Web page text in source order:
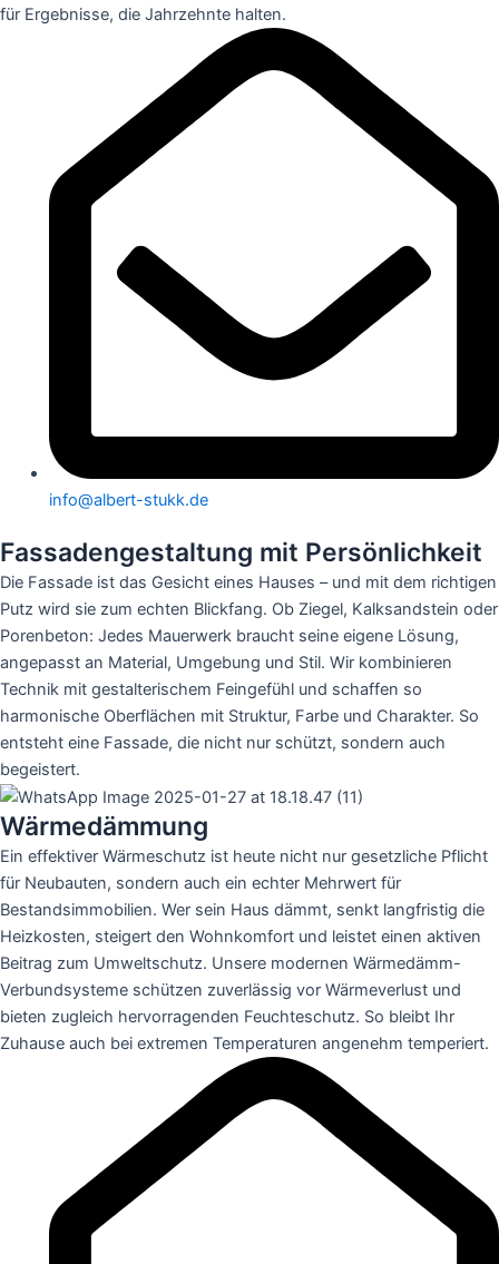
für Ergebnisse, die Jahrzehnte halten.
info@albert-stukk.de
Fassadengestaltung mit Persönlichkeit
Die Fassade ist das Gesicht eines Hauses – und mit dem richtigen
Putz wird sie zum echten Blickfang. Ob Ziegel, Kalksandstein oder
Porenbeton: Jedes Mauerwerk braucht seine eigene Lösung,
angepasst an Material, Umgebung und Stil. Wir kombinieren
Technik mit gestalterischem Feingefühl und schaffen so
harmonische Oberflächen mit Struktur, Farbe und Charakter. So
entsteht eine Fassade, die nicht nur schützt, sondern auch
begeistert.
Wärmedämmung
Ein effektiver Wärmeschutz ist heute nicht nur gesetzliche Pflicht
für Neubauten, sondern auch ein echter Mehrwert für
Bestandsimmobilien. Wer sein Haus dämmt, senkt langfristig die
Heizkosten, steigert den Wohnkomfort und leistet einen aktiven
Beitrag zum Umweltschutz. Unsere modernen Wärmedämm-
Verbundsysteme schützen zuverlässig vor Wärmeverlust und
bieten zugleich hervorragenden Feuchteschutz. So bleibt Ihr
Zuhause auch bei extremen Temperaturen angenehm temperiert.